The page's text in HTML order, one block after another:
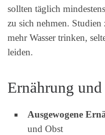
sollten täglich
zu sich nehmen. Studien
mehr Wasser trinken,
leiden.
Ernährung
Ausgewogene
und Obst